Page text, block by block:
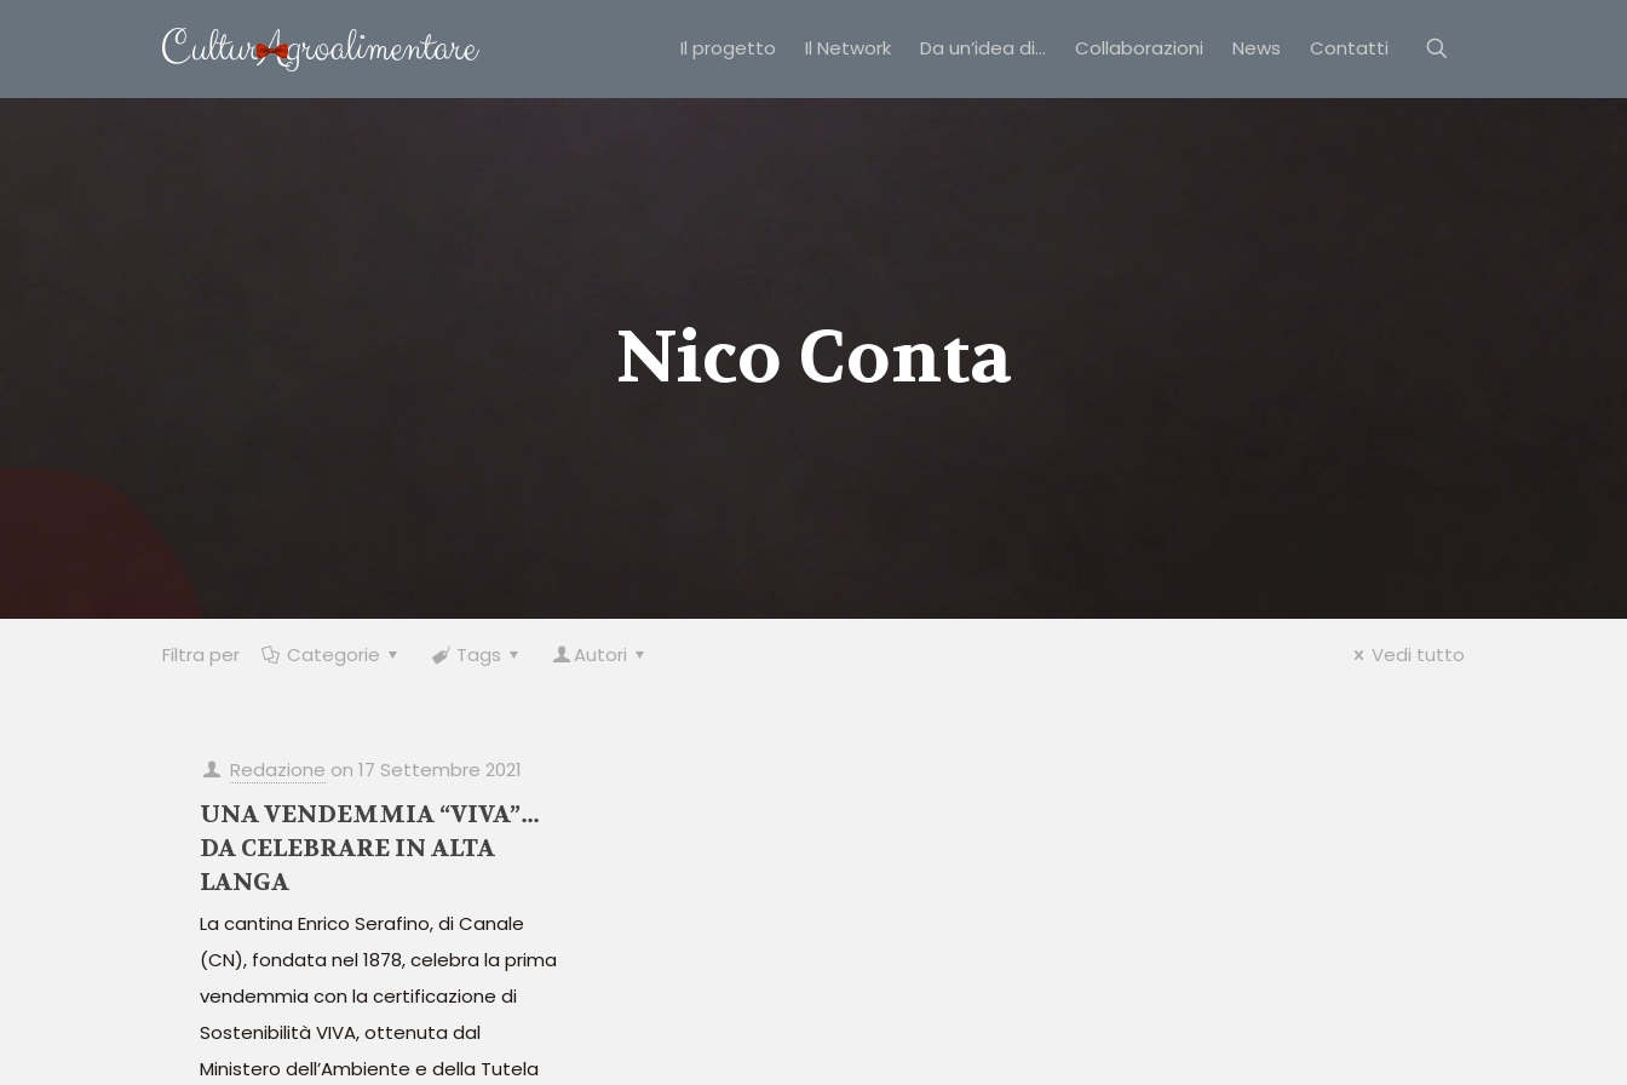
Il progetto Il Network Da un’idea di… Collaborazioni News Contatti
Nico Conta
Filtra per Categorie Tags Autori Vedi tutto
Redazione on 17 Settembre 2021
UNA VENDEMMIA “VIVA”…
DA CELEBRARE IN ALTA
LANGA
La cantina Enrico Serafino, di Canale
(CN), fondata nel 1878, celebra la prima
vendemmia con la certificazione di
Sostenibilità VIVA, ottenuta dal
Ministero dell’Ambiente e della Tutela